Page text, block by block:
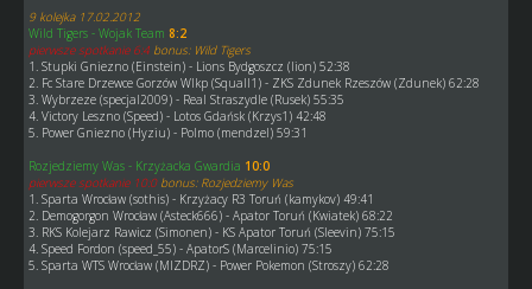
9 kolejka 17.02.2012
Wild Tigers - Wojak Team 8:2
pierwsze spotkanie 6:4 bonus: Wild Tigers
1. Stupki Gniezno (Einstein) - Lions Bydgoszcz (lion) 52:38
2. Fc Stare Drzewce Gorzów Wlkp (Squall1) - ZKS Zdunek Rzeszów (Zdunek) 62:28
3. Wybrzeze (specjal2009) - Real Straszydle (Rusek) 55:35
4. Victory Leszno (Speed) - Lotos Gdańsk (Krzys1) 42:48
5. Power Gniezno (Hyziu) - Polmo (mendzel) 59:31
Rozjedziemy Was - Krzyżacka Gwardia 10:0
pierwsze spotkanie 10:0 bonus: Rozjedziemy Was
1. Sparta Wrocław (sothis) - Krzyżacy R3 Toruń (kamykov) 49:41
2. Demogorgon Wrocław (Asteck666) - Apator Toruń (Kwiatek) 68:22
3. RKS Kolejarz Rawicz (Simonen) - KS Apator Toruń (Sleevin) 75:15
4. Speed Fordon (speed_55) - ApatorS (Marcelinio) 75:15
5. Sparta WTS Wrocław (MIZDRZ) - Power Pokemon (Stroszy) 62:28